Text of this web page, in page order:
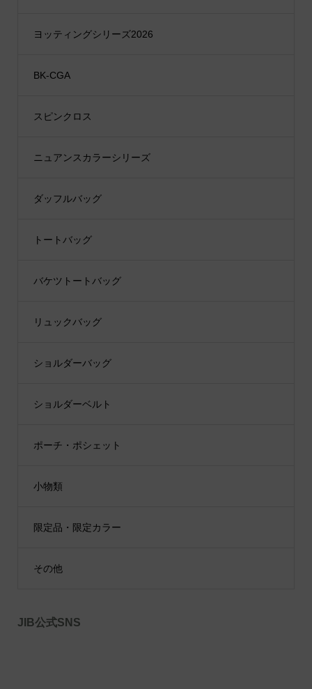
ヨッティングシリーズ2026
BK-CGA
スピンクロス
ニュアンスカラーシリーズ
ダッフルバッグ
トートバッグ
バケツトートバッグ
リュックバッグ
ショルダーバッグ
ショルダーベルト
ポーチ・ポシェット
小物類
限定品・限定カラー
その他
JIB公式SNS